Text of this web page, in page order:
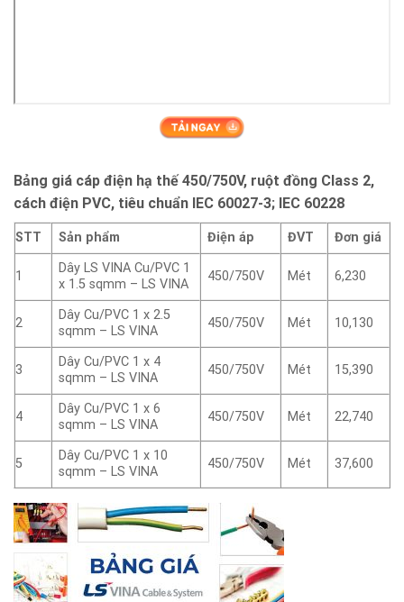
Bảng giá cáp điện hạ thế 450/750V, ruột đồng Class 2,
cách điện PVC, tiêu chuẩn IEC 60027-3; IEC 60228
STT Sản phẩm Điện áp ĐVT Đơn giá
1
Dây LS VINA Cu/PVC 1
x 1.5 sqmm – LS VINA
450/750V Mét 6,230
2
Dây Cu/PVC 1 x 2.5
sqmm – LS VINA
450/750V Mét 10,130
3
Dây Cu/PVC 1 x 4
sqmm – LS VINA
450/750V Mét 15,390
4
Dây Cu/PVC 1 x 6
sqmm – LS VINA
450/750V Mét 22,740
5
Dây Cu/PVC 1 x 10
sqmm – LS VINA
450/750V Mét 37,600